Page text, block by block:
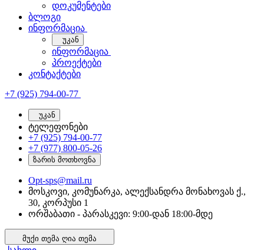
დოკუმენტები
ბლოგი
ინფორმაცია
უკან
ინფორმაცია
პროექტები
კონტაქტები
+7 (925) 794-00-77
უკან
ტელეფონები
+7 (925) 794-00-77
+7 (977) 800-05-26
ზარის მოთხოვნა
Opt-sps@mail.ru
მოსკოვი, კომუნარკა, ალექსანდრა მონახოვას ქ.,
30, კორპუსი 1
ორშაბათი - პარასკევი: 9:00-დან 18:00-მდე
მუქი თემა ღია თემა